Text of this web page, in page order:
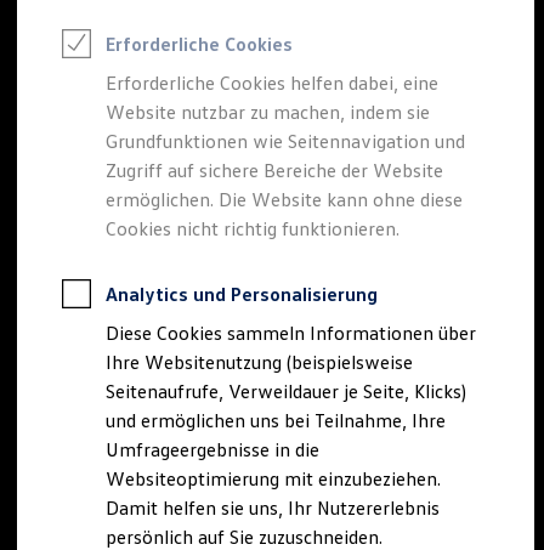
Elektroauto Leasing
Kleinwagen-Leasing
Leasing ohne Anzahlung
Finanzierung
Autokredit mit Schlussrate
Versicherungen und Garantien
Kfz-Versicherung
Restschuldversicherungen
Garantien
Professional Class bei Volkswagen
Behörden
Direktkunden
Sonderfahrzeuge
Anpfiff zum Gewinn
Elektromobilität
Elektroautos
ID. Tutorials
Elektrofahrzeugkonzepte
ID. EVERY1
Reichweite
Der neue
EDITION 20
Besonders sportlich. Exklusiv ausgestattet.
Tiguan EDITION 20 konfigurieren
Mehr zum Tiguan EDITION 20
Erforderliche Cookies
Erforderliche Cookies helfen dabei, eine
Website nutzbar zu machen, indem sie
Grundfunktionen wie Seitennavigation und
Zugriff auf sichere Bereiche der Website
ermöglichen. Die Website kann ohne diese
Cookies nicht richtig funktionieren.
Analytics und Personalisierung
Diese Cookies sammeln Informationen über
Ihre Websitenutzung (beispielsweise
Seitenaufrufe, Verweildauer je Seite, Klicks)
und ermöglichen uns bei Teilnahme, Ihre
Umfrageergebnisse in die
Websiteoptimierung mit einzubeziehen.
Damit helfen sie uns, Ihr Nutzererlebnis
persönlich auf Sie zuzuschneiden.